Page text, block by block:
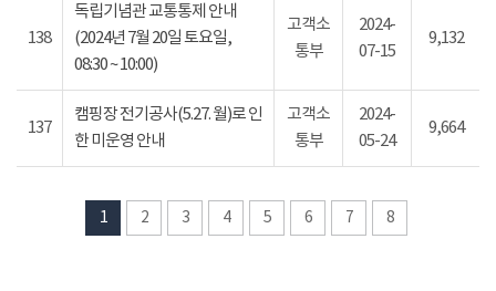
138
독립기념관 교통통제 안내
(2024년 7월 20일 토요일,
08:30 ~ 10:00)
고객소
통부
2024-
07-15
9,132
137
캠핑장 전기공사(5.27. 월)로 인
한 미운영 안내
고객소
통부
2024-
05-24
9,664
1 2 3 4 5 6 7 8